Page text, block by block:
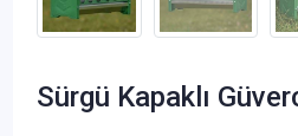
Sürgü Kapaklı